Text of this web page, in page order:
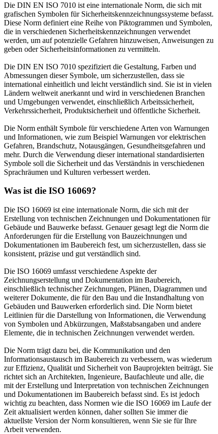
Die DIN EN ISO 7010 ist eine internationale Norm, die sich mit
grafischen Symbolen für Sicherheitskennzeichnungssysteme befasst.
Diese Norm definiert eine Reihe von Piktogrammen und Symbolen,
die in verschiedenen Sicherheitskennzeichnungen verwendet
werden, um auf potenzielle Gefahren hinzuweisen, Anweisungen zu
geben oder Sicherheitsinformationen zu vermitteln.
Die DIN EN ISO 7010 spezifiziert die Gestaltung, Farben und
Abmessungen dieser Symbole, um sicherzustellen, dass sie
international einheitlich und leicht verständlich sind. Sie ist in vielen
Ländern weltweit anerkannt und wird in verschiedenen Branchen
und Umgebungen verwendet, einschließlich Arbeitssicherheit,
Verkehrssicherheit, Produktsicherheit und öffentliche Sicherheit.
Die Norm enthält Symbole für verschiedene Arten von Warnungen
und Informationen, wie zum Beispiel Warnungen vor elektrischen
Gefahren, Brandschutz, Notausgängen, Gesundheitsgefahren und
mehr. Durch die Verwendung dieser international standardisierten
Symbole soll die Sicherheit und das Verständnis in verschiedenen
Sprachräumen und Kulturen verbessert werden.
Was ist die ISO 16069?
Die ISO 16069 ist eine internationale Norm, die sich mit der
Erstellung von technischen Zeichnungen und Dokumentationen für
Gebäude und Bauwerke befasst. Genauer gesagt legt die Norm die
Anforderungen für die Erstellung von Bauzeichnungen und
Dokumentationen im Baubereich fest, um sicherzustellen, dass sie
konsistent, präzise und gut verständlich sind.
Die ISO 16069 umfasst verschiedene Aspekte der
Zeichnungserstellung und Dokumentation im Baubereich,
einschließlich technischer Zeichnungen, Plänen, Diagrammen und
weiterer Dokumente, die für den Bau und die Instandhaltung von
Gebäuden und Bauwerken erforderlich sind. Die Norm bietet
Leitlinien für die Darstellung von Informationen, die Verwendung
von Symbolen und Abkürzungen, Maßstabsangaben und andere
Elemente, die in technischen Zeichnungen verwendet werden.
Die Norm trägt dazu bei, die Kommunikation und den
Informationsaustausch im Baubereich zu verbessern, was wiederum
zur Effizienz, Qualität und Sicherheit von Bauprojekten beiträgt. Sie
richtet sich an Architekten, Ingenieure, Baufachleute und alle, die
mit der Erstellung und Interpretation von technischen Zeichnungen
und Dokumentationen im Baubereich befasst sind. Es ist jedoch
wichtig zu beachten, dass Normen wie die ISO 16069 im Laufe der
Zeit aktualisiert werden können, daher sollten Sie immer die
aktuellste Version der Norm konsultieren, wenn Sie sie für Ihre
Arbeit verwenden.